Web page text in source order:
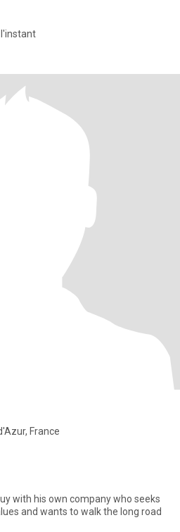
l'instant
France
with his own company who seeks
and wants to walk the long road